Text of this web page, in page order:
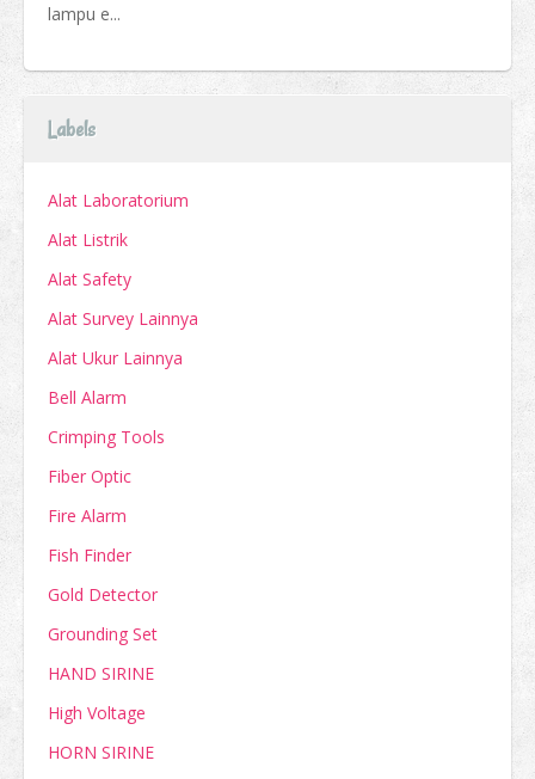
lampu e...
Labels
Alat Laboratorium
Alat Listrik
Alat Safety
Alat Survey Lainnya
Alat Ukur Lainnya
Bell Alarm
Crimping Tools
Fiber Optic
Fire Alarm
Fish Finder
Gold Detector
Grounding Set
HAND SIRINE
High Voltage
HORN SIRINE